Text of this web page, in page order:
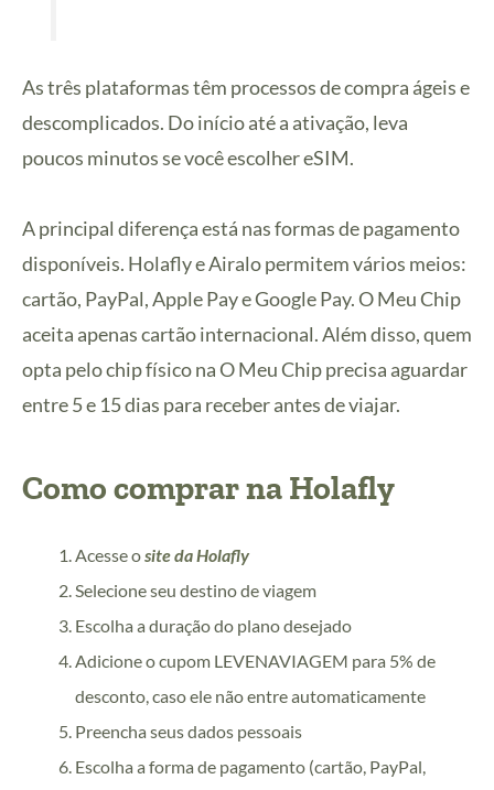
As três plataformas têm processos de compra ágeis e
descomplicados. Do início até a ativação, leva
poucos minutos se você escolher eSIM.
A principal diferença está nas formas de pagamento
disponíveis. Holafly e Airalo permitem vários meios:
cartão, PayPal, Apple Pay e Google Pay. O Meu Chip
aceita apenas cartão internacional. Além disso, quem
opta pelo chip físico na O Meu Chip precisa aguardar
entre 5 e 15 dias para receber antes de viajar.
Como comprar na Holafly
Acesse osite da Holafly
Selecione seu destino de viagem
Escolha a duração do plano desejado
Adicione o cupom LEVENAVIAGEM para 5% de
desconto, caso ele não entre automaticamente
Preencha seus dados pessoais
Escolha a forma de pagamento (cartão, PayPal,